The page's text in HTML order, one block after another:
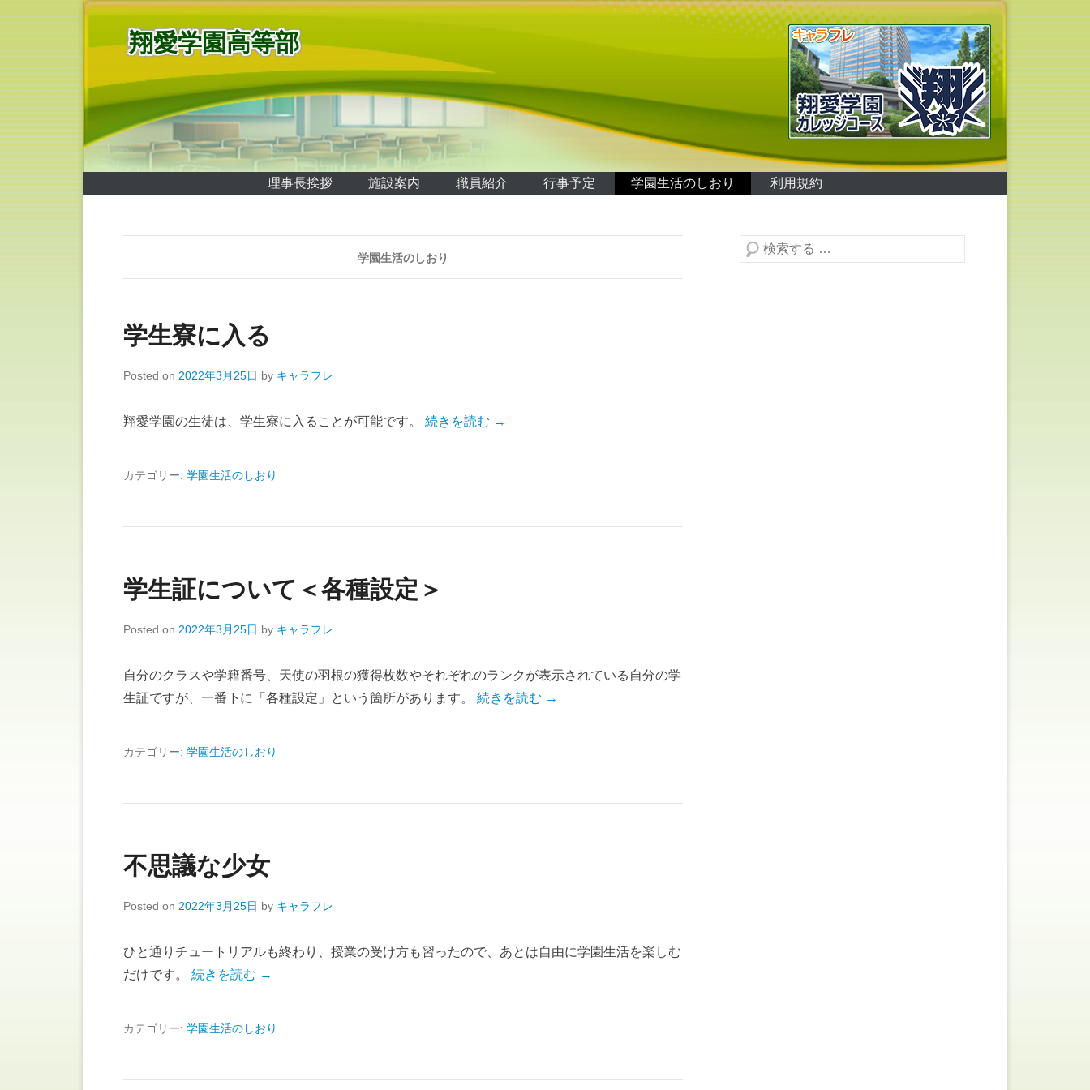
翔愛学園高等部
理事長挨拶 施設案内 職員紹介 行事予定 学園生活のしおり 利用規約
学園生活のしおり
学生寮に入る
Posted on 2022年3月25日 by キャラフレ
翔愛学園の生徒は、学生寮に入ることが可能です。 続きを読む →
カテゴリー: 学園生活のしおり
学生証について＜各種設定＞
Posted on 2022年3月25日 by キャラフレ
自分のクラスや学籍番号、天使の羽根の獲得枚数やそれぞれのランクが表示されている自分の学
生証ですが、一番下に「各種設定」という箇所があります。 続きを読む →
カテゴリー: 学園生活のしおり
不思議な少女
Posted on 2022年3月25日 by キャラフレ
ひと通りチュートリアルも終わり、授業の受け方も習ったので、あとは自由に学園生活を楽しむ
だけです。 続きを読む →
カテゴリー: 学園生活のしおり
検索する